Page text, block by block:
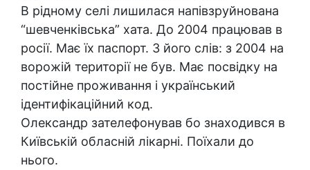
В рідному селі лишилася напівзруйнована
“шевченківська” хата. До 2004 працював в
росії. Має їх паспорт. З його слів: з 2004 на
ворожій території не був. Має посвідку на
постійне проживання і український
ідентифікаційний код.
Олександр зателефонував бо знаходився в
Київській обласній лікарні. Поїхали до
нього.